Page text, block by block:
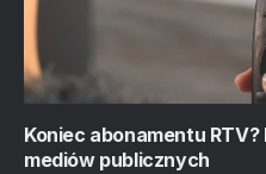
Koniec abonamentu
mediów publicznych